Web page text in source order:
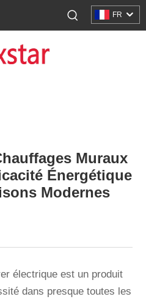
FR
Muraux
Énergétique
Modernes
électrique est un produit
dans presque toutes les